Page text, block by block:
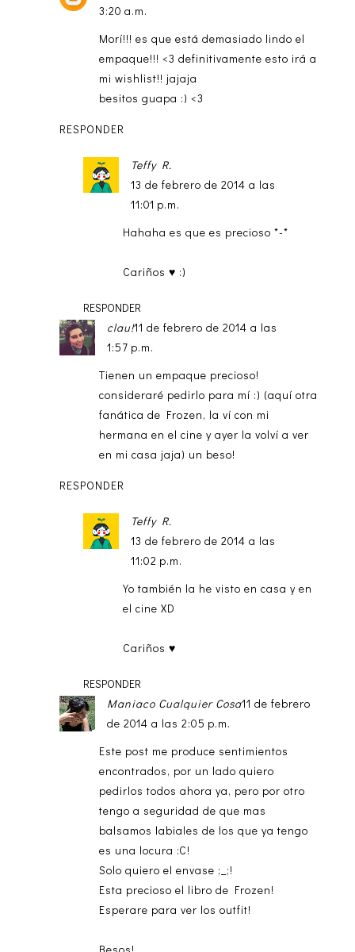
3:20 a.m.
Morí!!! es que está demasiado lindo el
empaque!!! <3 definitivamente esto irá a
mi wishlist!! jajaja
besitos guapa :) <3
RESPONDER
Teffy R.
13 de febrero de 2014 a las
11:01 p.m.
Hahaha es que es precioso *-*
Cariños ♥ :)
RESPONDER
clau!11 de febrero de 2014 a las
1:57 p.m.
Tienen un empaque precioso!
consideraré pedirlo para mí :) (aquí otra
fanática de Frozen, la ví con mi
hermana en el cine y ayer la volví a ver
en mi casa jaja) un beso!
RESPONDER
Teffy R.
13 de febrero de 2014 a las
11:02 p.m.
Yo también la he visto en casa y en
el cine XD
Cariños ♥
RESPONDER
Maniaco Cualquier Cosa11 de febrero
de 2014 a las 2:05 p.m.
Este post me produce sentimientos
encontrados, por un lado quiero
pedirlos todos ahora ya, pero por otro
tengo a seguridad de que mas
balsamos labiales de los que ya tengo
es una locura :C!
Solo quiero el envase ;_;!
Esta precioso el libro de Frozen!
Esperare para ver los outfit!